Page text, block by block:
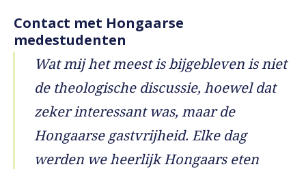
Contact met Hongaarse
medestudenten
Wat mij het meest is bijgebleven is niet
de theologische discussie, hoewel dat
zeker interessant was, maar de
Hongaarse gastvrijheid. Elke dag
werden we heerlijk Hongaars eten